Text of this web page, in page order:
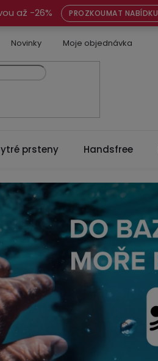
až -26% PROZKOUMAT NABÍDKU
Novinky Moje objednávka
prsteny Handsfree